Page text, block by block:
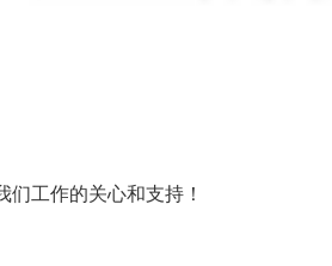
们工作的关心和支持！